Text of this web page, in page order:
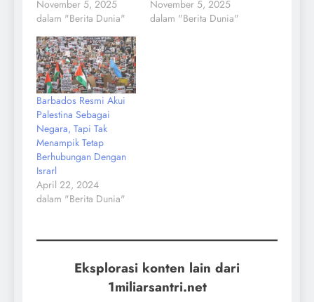
November 5, 2025
dalam "Berita Dunia"
November 5, 2025
dalam "Berita Dunia"
Barbados Resmi Akui
Palestina Sebagai
Negara, Tapi Tak
Menampik Tetap
Berhubungan Dengan
Israrl
April 22, 2024
dalam "Berita Dunia"
Eksplorasi konten lain dari
1miliarsantri.net